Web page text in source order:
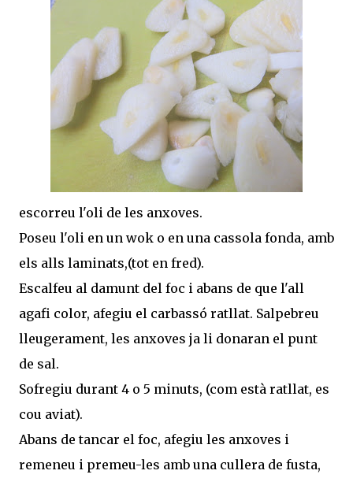
escorreu l'oli de les anxoves.
Poseu l'oli en un wok o en una cassola fonda, amb
els alls laminats,(tot en fred).
Escalfeu al damunt del foc i abans de que l'all
agafi color, afegiu el carbassó ratllat. Salpebreu
lleugerament, les anxoves ja li donaran el punt
de sal.
Sofregiu durant 4 o 5 minuts, (com està ratllat, es
cou aviat).
Abans de tancar el foc, afegiu les anxoves i
remeneu i premeu-les amb una cullera de fusta,